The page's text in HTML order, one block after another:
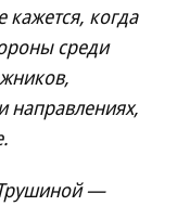
когда
среди
направлениях,
—